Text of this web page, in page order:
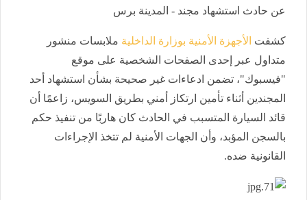
عن حادث استشهاد مجند - المدينة برس
كشفت الأجهزة الأمنية بوزارة الداخلية ملابسات منشور
متداول عبر إحدى الصفحات الشخصية على موقع
"فيسبوك"، تضمن ادعاءات غير صحيحة بشأن استشهاد أحد
المجندين أثناء تأمين ارتكاز أمني بطريق السويس، زاعمًا أن
قائد السيارة المتسبب في الحادث كان هاربًا من تنفيذ حكم
بالسجن المؤبد، وأن الجهات الأمنية لم تتخذ الإجراءات
القانونية ضده.